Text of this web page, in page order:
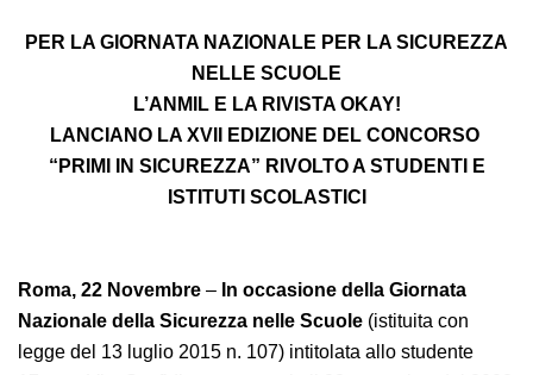
PER LA GIORNATA NAZIONALE PER LA SICUREZZA
NELLE SCUOLE
L’ANMIL E LA RIVISTA OKAY!
LANCIANO LA XVII EDIZIONE DEL CONCORSO
“PRIMI IN SICUREZZA” RIVOLTO A STUDENTI E
ISTITUTI SCOLASTICI
Roma, 22 Novembre–In occasione della Giornata
Nazionale della Sicurezza nelle Scuole(istituita con
legge del 13 luglio 2015 n. 107) intitolata allo studente